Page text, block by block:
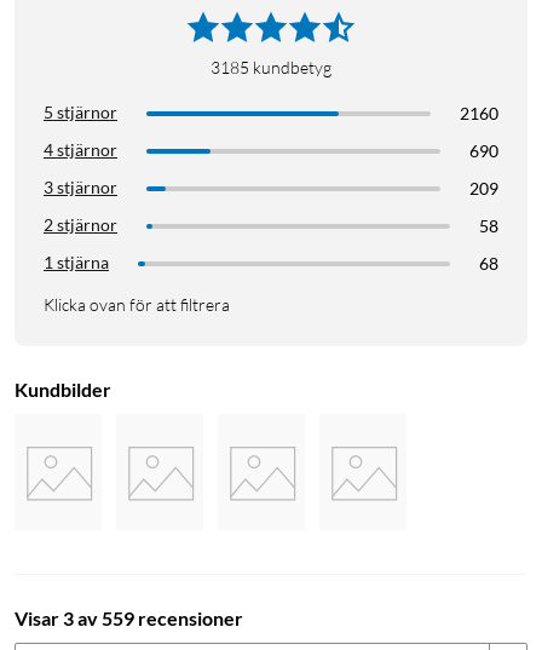
3185 kundbetyg
5 stjärnor
2160
4 stjärnor
690
3 stjärnor
209
2 stjärnor
58
1 stjärna
68
Klicka ovan för att filtrera
Kundbilder
Visar 3 av 559 recensioner